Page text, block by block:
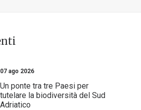
07 ago 2026
Un ponte tra tre Paesi per
tutelare la biodiversità del Sud
Adriatico